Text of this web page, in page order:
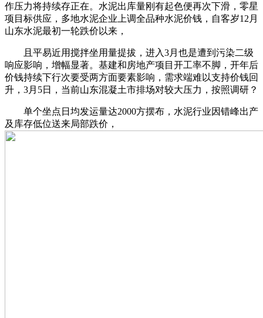
作压力将持续存正在。水泥出库量刚有起色便再次下滑，零星
项目标供应，多地水泥企业上调全品种水泥价钱，自客岁12月
山东水泥最初一轮跌价以来，
且平易近用搅拌坐用量提拔，进入3月也是遭到污染二级
响应影响，增幅显著。基建和房地产项目开工率不脚，开年后
价钱持续下行次要受两方面要素影响，需求端难以支持价钱回
升，3月5日，当前山东混凝土市排场对较大压力，按照调研？
单个坐点日均发运量达2000方摆布，水泥行业因错峰出产
及库存低位送来局部跌价，